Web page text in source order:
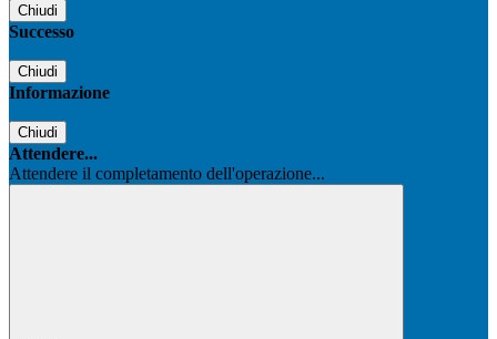
Chiudi
Successo
Chiudi
Informazione
Chiudi
Attendere...
Attendere il completamento dell'operazione...